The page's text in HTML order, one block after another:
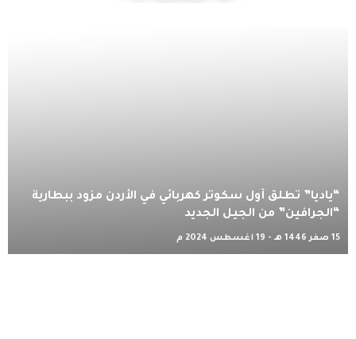
“ياديا” تطلق أول سكوتر كهربائي في الأردن مزود ببطارية
“الجرافين” من الجيل الجديد
15 صفر 1446 هـ - 19 أغسطس 2024 م